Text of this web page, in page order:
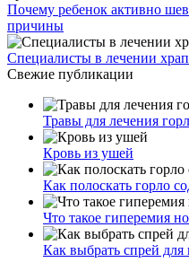
Почему ребенок активно
причины
Специалисты в лечении
Свежие публикации
Травы для лечения
Кровь из ушей
Как полоскать горло
Что такое гиперемия
Как выбрать спрей для